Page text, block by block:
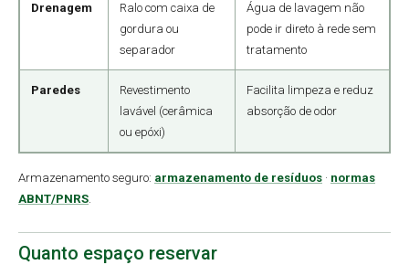
Drenagem
Ralo com caixa de
gordura ou
separador
Água de lavagem não
pode ir direto à rede sem
tratamento
Paredes
Revestimento
lavável (cerâmica
ou epóxi)
Facilita limpeza e reduz
absorção de odor
Armazenamento seguro: armazenamento de resíduos · normas
ABNT/PNRS.
Quanto espaço reservar